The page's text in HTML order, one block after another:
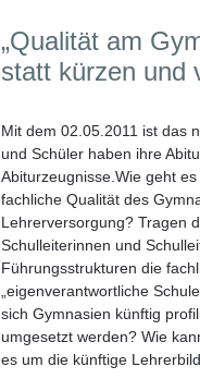
„Qualität am
statt kürzen und
Mit dem 02.05.2011 ist das
und Schüler haben ihre
Abiturzeugnisse.Wie geht
fachliche Qualität des
Lehrerversorgung? Tragen
Schulleiterinnen und
Führungsstrukturen die
„eigenverantwortliche
sich Gymnasien künftig
umgesetzt werden? Wie
es um die künftige